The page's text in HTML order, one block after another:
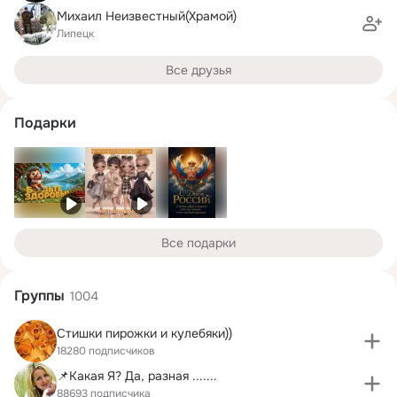
Михаил Неизвестный(Храмой)
Липецк
Все друзья
Подарки
Все подарки
Группы 1004
Стишки пирожки и кулебяки))
18280 подписчиков
📌Какая Я? Да, разная .......
88693 подписчика